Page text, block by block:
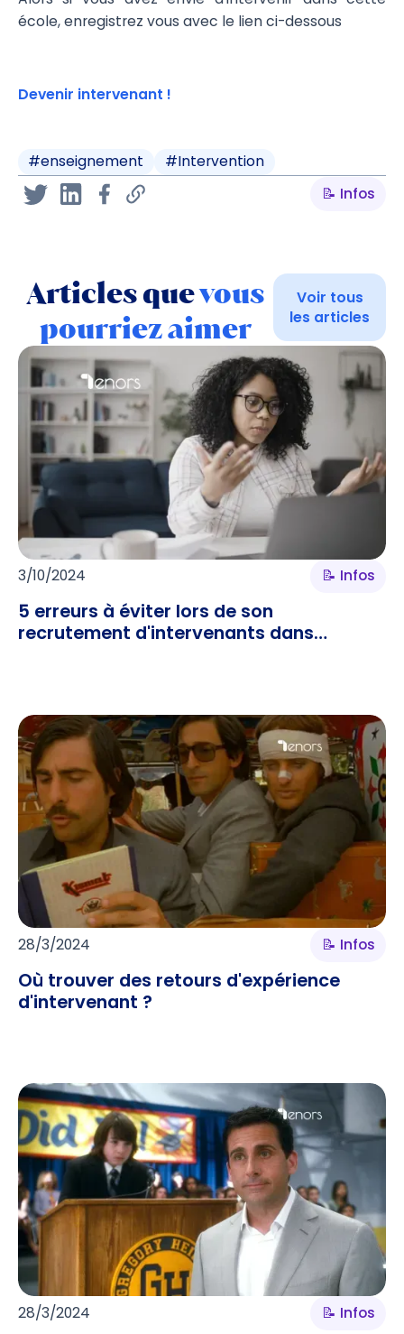
école, enregistrez vous avec le lien ci-dessous
Devenir intervenant !
#enseignement #Intervention
📝 Infos
Articles quevous
pourriez aimer
Voir tous
les articles
3/10/2024 📝 Infos
5 erreurs à éviter lors de son
recrutement d'intervenants dans
28/3/2024 📝 Infos
Où trouver des retours d'expérience
d'intervenant ?
28/3/2024 📝 Infos